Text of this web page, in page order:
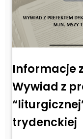
Informacje
Wywiad z
trydenckiej